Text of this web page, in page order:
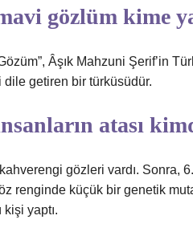
gözlüm kime
Âşık Mahzuni Şerif’in
dile getiren bir türküsüdür.
atası
gözleri vardı. Sonra,
renginde küçük bir genetik
yaptı.